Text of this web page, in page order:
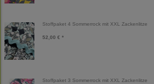
Stoffpaket 4 Sommerrock mit XXL Zackenlitze
52,00 € *
Stoffpaket 3 Sommerrock mit XXL Zackenlitze